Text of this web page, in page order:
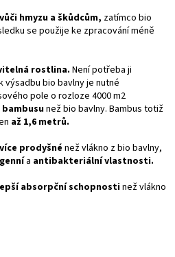
hmyzu a škůdcům, zatímco bio
se použije ke zpracování méně
rostlina. Není potřeba ji
výsadbu bio bavlny je nutné
pole o rozloze 4000 m2
bambusunež bio bavlny. Bambus totiž
až 1,6 metrů.
více prodyšné než vlákno z bio bavlny,
a antibakteriální vlastnosti.
absorpční schopnostinež vlákno